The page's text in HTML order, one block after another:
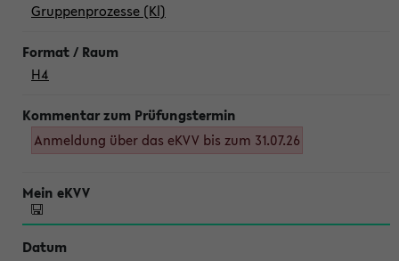
Gruppenprozesse (Kl)
H4
Anmeldung über das eKVV bis zum 31.07.26